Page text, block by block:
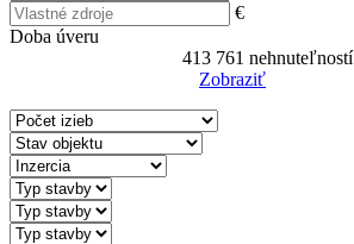
€
Doba úveru
413 761 nehnuteľností
Zobraziť